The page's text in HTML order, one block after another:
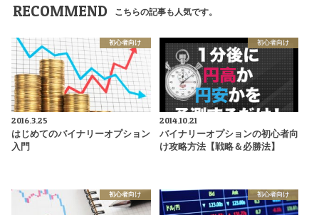
RECOMMEND こちらの記事も人気です。
初心者向け
2016.3.25
はじめてのバイナリーオプション
入門
初心者向け
2014.10.21
バイナリーオプションの初心者向
け攻略方法【戦略＆必勝法】
初心者向け 初心者向け